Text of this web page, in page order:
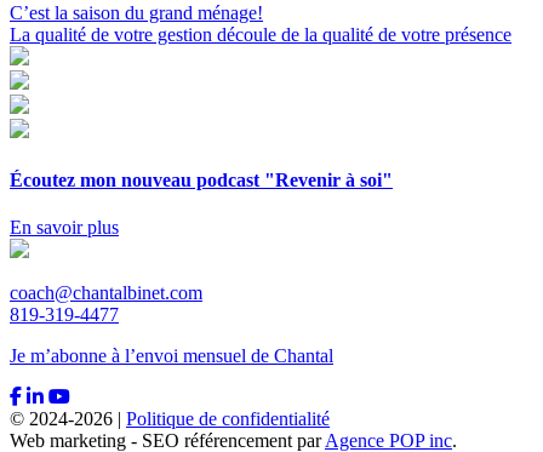
Navigation
de
l'article
C’est la saison du grand ménage!
La qualité de votre gestion découle de la qualité de votre présence
Écoutez mon nouveau podcast "Revenir à soi"
En savoir plus
coach@chantalbinet.com
819-319-4477
Je m’abonne à l’envoi mensuel de Chantal
© 2024-2026 | Politique de confidentialité
Web marketing - SEO référencement parAgence POP inc.